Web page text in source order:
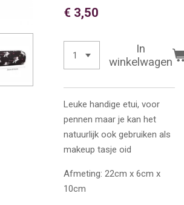
€ 3,50
In
winkelwagen
Leuke handige etui, voor
pennen maar je kan het
natuurlijk ook gebruiken als
makeup tasje oid
Afmeting: 22cm x 6cm x
10cm